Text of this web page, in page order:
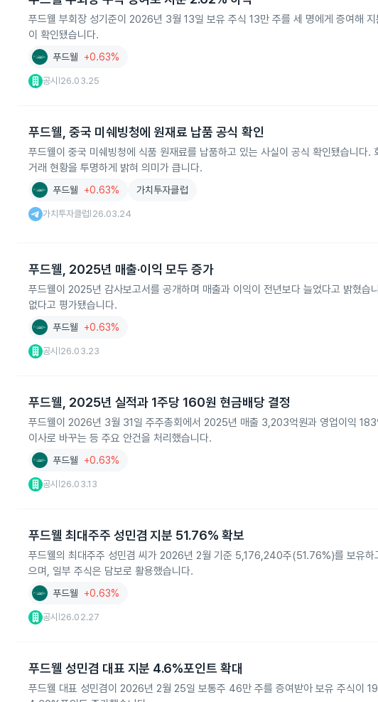
푸드웰 부회장 성기준이 2026년 3월 13일 보유 주식 13만 주를 세 명에게 증여해
이 확인됐습니다.
푸드웰 +0.63%
공시 26.03.25
푸드웰, 중국 미쉐빙청에 원재료 납품 공식 확인
푸드웰이 중국 미쉐빙청에 식품 원재료를 납품하고 있는 사실이 공식 확인됐습니다.
거래 현황을 투명하게 밝혀 의미가 큽니다.
푸드웰 +0.63% 가치투자클럽
가치투자클럽 26.03.24
푸드웰, 2025년 매출·이익 모두 증가
푸드웰이 2025년 감사보고서를 공개하며 매출과 이익이 전년보다 늘었다고 밝혔
없다고 평가됐습니다.
푸드웰 +0.63%
공시 26.03.23
푸드웰, 2025년 실적과 1주당 160원 현금배당 결정
푸드웰이 2026년 3월 31일 주주총회에서 2025년 매출 3,203억원과 영업이익
이사로 바꾸는 등 주요 안건을 처리했습니다.
푸드웰 +0.63%
공시 26.03.13
푸드웰 최대주주 성민겸 지분 51.76% 확보
푸드웰의 최대주주 성민겸 씨가 2026년 2월 기준 5,176,240주(51.76%)를 보유하
으며, 일부 주식은 담보로 활용했습니다.
푸드웰 +0.63%
공시 26.02.27
푸드웰 성민겸 대표 지분 4.6%포인트 확대
푸드웰 대표 성민겸이 2026년 2월 25일 보통주 46만 주를 증여받아 보유 주식이